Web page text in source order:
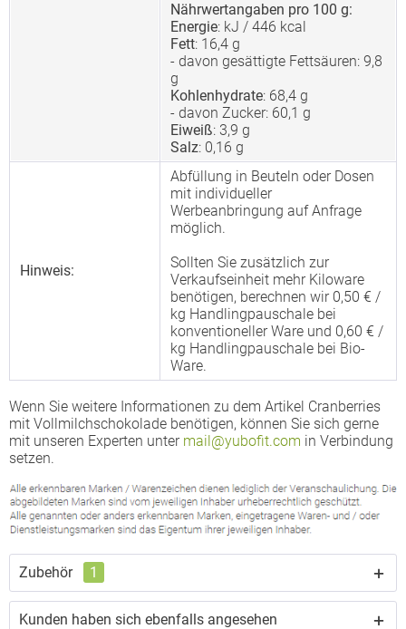
Nährwertangaben pro 100 g:
Energie: kJ / 446 kcal
Fett: 16,4 g
- davon gesättigte Fettsäuren: 9,8
g
Kohlenhydrate: 68,4 g
- davon Zucker: 60,1 g
Eiweiß: 3,9 g
Salz: 0,16 g
Hinweis:
Abfüllung in Beuteln oder Dosen
mit individueller
Werbeanbringung auf Anfrage
möglich.
Sollten Sie zusätzlich zur
Verkaufseinheit mehr Kiloware
benötigen, berechnen wir 0,50 € /
kg Handlingpauschale bei
konventioneller Ware und 0,60 € /
kg Handlingpauschale bei Bio-
Ware.
Wenn Sie weitere Informationen zu dem Artikel Cranberries
mit Vollmilchschokolade benötigen, können Sie sich gerne
mit unseren Experten unter mail@yubofit.com in Verbindung
setzen.
Zubehör 1
Kunden haben sich ebenfalls angesehen